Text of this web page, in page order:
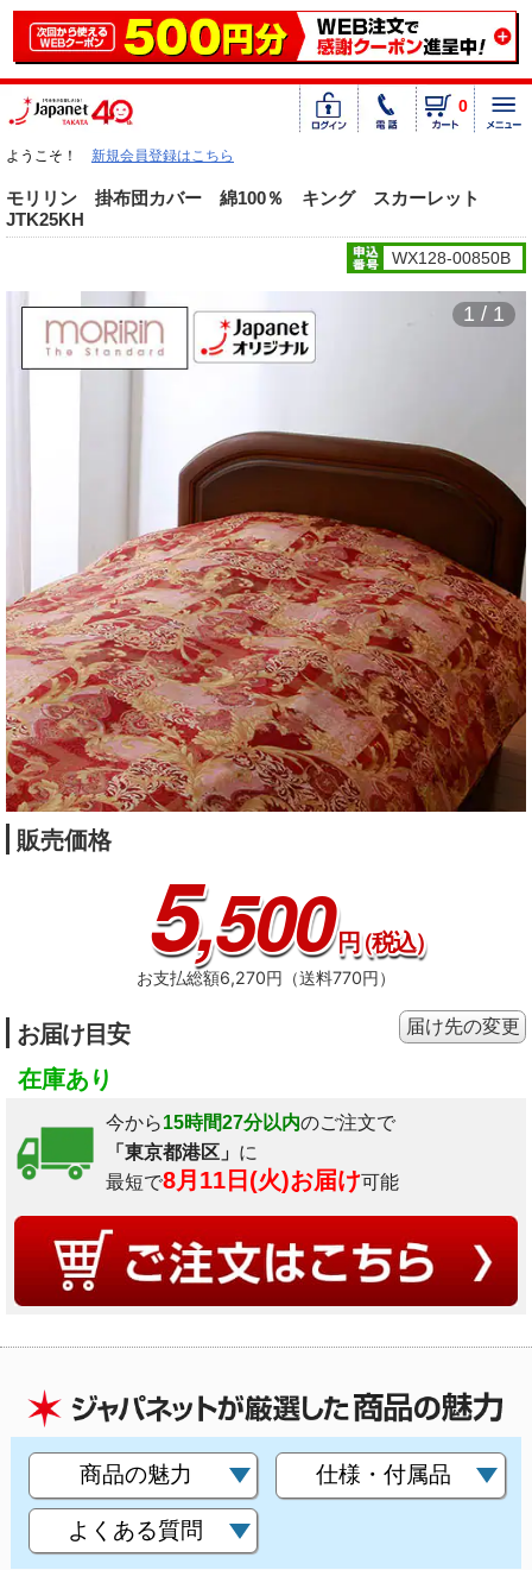
0
ようこそ！ 新規会員登録はこちら
モリリン 掛布団カバー 綿100％ キング スカーレット
JTK25KH
WX128-00850B
1 / 1
販売価格
5,500円（税込）
お支払総額6,270円（送料770円）
お届け目安
在庫あり
今から15時間27分以内のご注文で
「東京都港区」 に
最短で8月11日(火)お届け可能
届け先の変更
商品の魅力 仕様・付属品
よくある質問